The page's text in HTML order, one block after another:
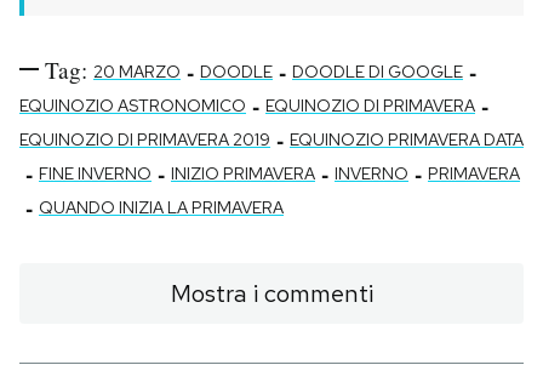
Tag: 20 MARZO - DOODLE - DOODLE DI GOOGLE -
EQUINOZIO ASTRONOMICO - EQUINOZIO DI PRIMAVERA -
EQUINOZIO DI PRIMAVERA 2019 - EQUINOZIO PRIMAVERA DATA
- FINE INVERNO - INIZIO PRIMAVERA - INVERNO - PRIMAVERA
- QUANDO INIZIA LA PRIMAVERA
Mostra i commenti